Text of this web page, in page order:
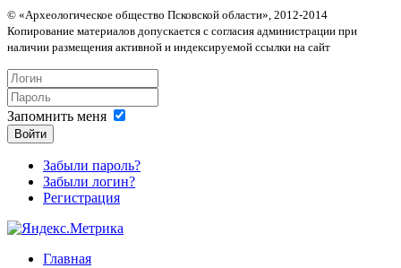
© «Археологическое общество Псковской области», 2012-2014
Копирование материалов допускается с согласия администрации при
наличии размещения активной и индексируемой ссылки на сайт
Запомнить меня
Войти
Забыли пароль?
Забыли логин?
Регистрация
Главная